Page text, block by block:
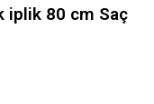
iplik 80 cm Saç